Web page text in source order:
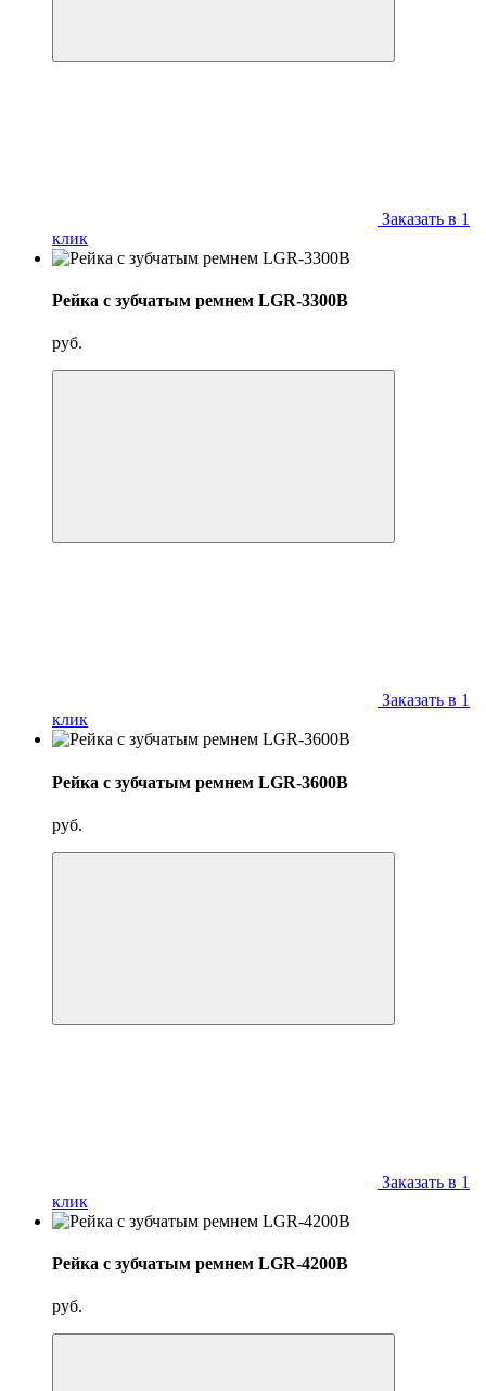
Заказать в 1
клик
Рейка с зубчатым ремнем LGR-3300B
руб.
Заказать в 1
клик
Рейка с зубчатым ремнем LGR-3600B
руб.
Заказать в 1
клик
Рейка с зубчатым ремнем LGR-4200B
руб.